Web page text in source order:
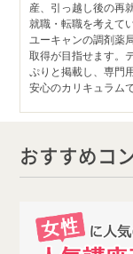
産、引っ越し後の再
就職・転職を考えて
ユーキャンの調剤薬
取得が目指せます。
ぷりと掲載し、専門
安心のカリキュラムで
おすすめコ